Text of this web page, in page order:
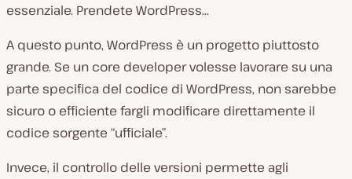
essenziale. Prendete WordPress…
A questo punto, WordPress è un progetto piuttosto
grande. Se un core developer volesse lavorare su una
parte specifica del codice di WordPress, non sarebbe
sicuro o efficiente fargli modificare direttamente il
codice sorgente “ufficiale”.
Invece, il controllo delle versioni permette agli